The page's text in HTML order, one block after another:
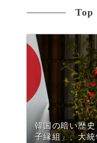
Top
韓国の暗い歴
子縁組」、大